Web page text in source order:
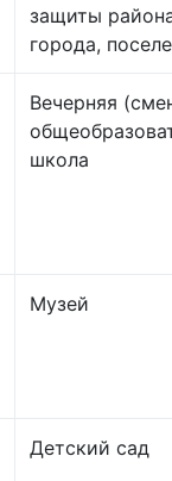
защиты
города,
Вечерняя
школа
Музей
Детский сад